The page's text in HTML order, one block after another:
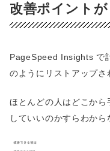
改善ポイント
PageSpeed Insights で
のようにリストアップさ
ほとんどの人はどこか
していいのかすらわから